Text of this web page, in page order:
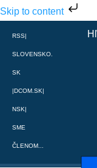
Skip to content
RSS|
SLOVENSKO.
SK
|DCOM.SK|
NSK|
SME
ČLENOM...